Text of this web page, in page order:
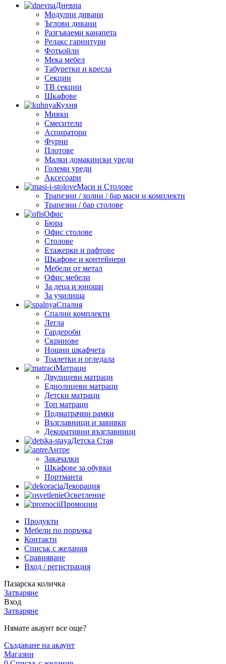
Дневна
Модулни дивани
Ъглови дивани
Разгъваеми канапета
Релакс гарнитури
Фотьойли
Мека мебел
Табуретки и кресла
Секции
ТВ секции
Шкафове
Кухня
Мивки
Смесители
Аспиратори
Фурни
Плотове
Малки домакински уреди
Големи уреди
Аксесоари
Маси и Столове
Трапезни / холни / бар маси и комплекти
Трапезни / бар столове
Офис
Бюра
Офис столове
Столове
Етажерки и рафтове
Шкафове и контейнери
Мебели от метал
Офис мебели
За деца и юноши
За училища
Спалня
Спални комплекти
Легла
Гардероби
Скринове
Нощни шкафчета
Тоалетки и огледала
Матраци
Двулицеви матраци
Еднолицеви матраци
Детски матраци
Топ матраци
Подматрачни рамки
Възглавници и завивки
Декоративни възглавници
Детска Стая
Антре
Закачалки
Шкафове за обувки
Портманта
Декорация
Осветление
Промоции
Продукти
Мебели по поръчка
Контакти
Списък с желания
Сравняване
Вход / регистрация
Пазарска количка
Затваряне
Вход
Затваряне
Нямате акаунт все още?
Създаване на акаунт
Магазин